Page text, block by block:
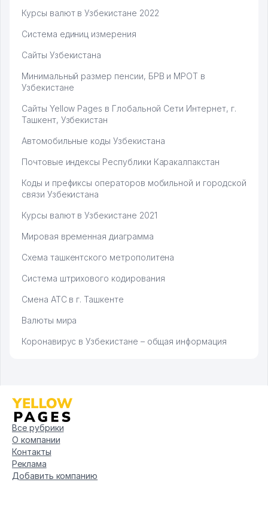
Курсы валют в Узбекистане 2022
Система единиц измерения
Сайты Узбекистана
Минимальный размер пенсии, БРВ и МРОТ в
Узбекистане
Сайты Yellow Pages в Глобальной Сети Интернет, г.
Ташкент, Узбекистан
Автомобильные коды Узбекистана
Почтовые индексы Республики Каракалпакстан
Коды и префиксы операторов мобильной и городской
связи Узбекистана
Курсы валют в Узбекистане 2021
Мировая временная диаграмма
Схема ташкентского метрополитена
Система штрихового кодирования
Смена АТС в г. Ташкенте
Валюты мира
Коронавирус в Узбекистане – общая информация
Все рубрики
О компании
Контакты
Реклама
Добавить компанию